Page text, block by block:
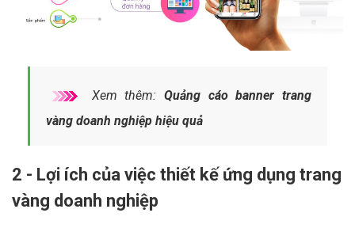
Xem thêm: Quảng cáo banner trang
vàng doanh nghiệp hiệu quả
2 - Lợi ích của việc thiết kế ứng dụng trang
vàng doanh nghiệp